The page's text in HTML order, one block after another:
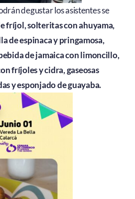
degustar los asistentes se
fríjol, solteritas con ahuyama,
de espinaca y pringamosa,
de jamaica con limoncillo,
fríjoles y cidra, gaseosas
y esponjado de guayaba.